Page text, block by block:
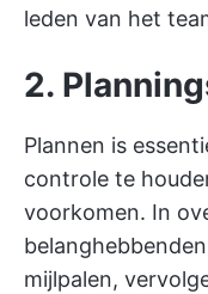
leden van het
2.
Plannen is
controle te
voorkomen. In
mijlpalen,